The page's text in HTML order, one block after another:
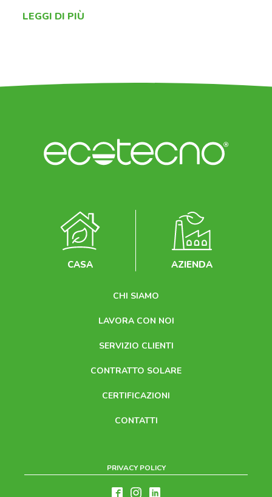
LEGGI DI PIÙ
CHI SIAMO
LAVORA CON NOI
SERVIZIO CLIENTI
CONTRATTO SOLARE
CERTIFICAZIONI
CONTATTI
CASA AZIENDA
PRIVACY POLICY